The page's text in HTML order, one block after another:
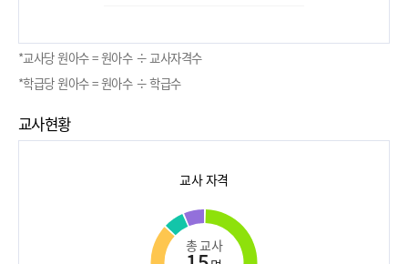
*교사당 원아수 = 원아수 ÷ 교사자격수
*학급당 원아수 = 원아수 ÷ 학급수
교사현황
교사 자격
총 교사